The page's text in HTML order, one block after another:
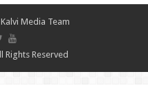
Media Team
Reserved